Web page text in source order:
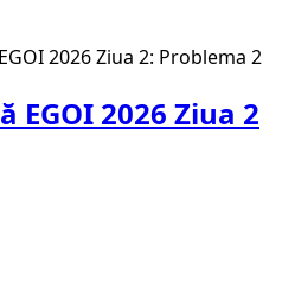
2026 Ziua 2: Problema 2
EGOI 2026 Ziua 2